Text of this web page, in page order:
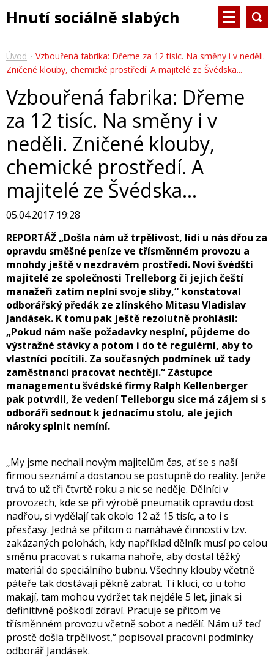
Hnutí sociálně slabých
Úvod
Vzbouřená fabrika: Dřeme za 12 tisíc. Na směny i v neděli.
Zničené klouby, chemické prostředí. A majitelé ze Švédska...
Vzbouřená fabrika: Dřeme
za 12 tisíc. Na směny i v
neděli. Zničené klouby,
chemické prostředí. A
majitelé ze Švédska...
05.04.2017 19:28
REPORTÁŽ „Došla nám už trpělivost, lidi u nás dřou za
opravdu směšné peníze ve třísměnném provozu a
mnohdy ještě v nezdravém prostředí. Noví švédští
majitelé ze společnosti Trelleborg či jejich čeští
manažeři zatím neplní svoje sliby,“ konstatoval
odborářský předák ze zlínského Mitasu Vladislav
Jandásek. K tomu pak ještě rezolutně prohlásil:
„Pokud nám naše požadavky nesplní, půjdeme do
výstražné stávky a potom i do té regulérní, aby to
vlastníci pocítili. Za současných podmínek už tady
zaměstnanci pracovat nechtějí.“ Zástupce
managementu švédské firmy Ralph Kellenberger
pak potvrdil, že vedení Telleborgu sice má zájem si s
odboráři sednout k jednacímu stolu, ale jejich
nároky splnit nemíní.
„My jsme nechali novým majitelům čas, ať se s naší
firmou seznámí a dostanou se postupně do reality. Jenže
trvá to už tři čtvrtě roku a nic se neděje. Dělníci v
provozech, kde se při výrobě pneumatik opravdu dost
nadřou, si vydělají tak okolo 12 až 15 tisíc, a to i s
přesčasy. Jedná se přitom o namáhavé činnosti v tzv.
zakázaných polohách, kdy například dělník musí po celou
směnu pracovat s rukama nahoře, aby dostal těžký
materiál do speciálního bubnu. Všechny klouby včetně
páteře tak dostávají pěkně zabrat. Ti kluci, co u toho
makají, tam mohou vydržet tak nejdéle 5 let, jinak si
definitivně poškodí zdraví. Pracuje se přitom ve
třísměnném provozu včetně sobot a nedělí. Nám už teď
prostě došla trpělivost,“ popisoval pracovní podmínky
odborář Jandásek.